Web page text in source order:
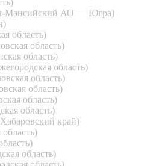
Мансийский АО — Югра)
область)
область)
область)
область)
область)
область)
область)
область)
край)
область)